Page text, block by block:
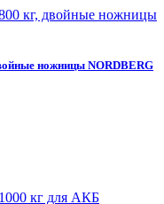
ножницы NORDBERG